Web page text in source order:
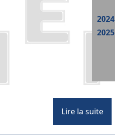
2024
2025
Lire la suite